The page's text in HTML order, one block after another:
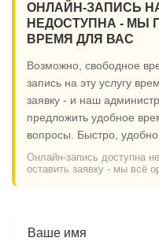
ОНЛАЙН-ЗАПИСЬ
НЕДОСТУПНА - МЫ
ВРЕМЯ ДЛЯ ВАС
Возможно, свободное
запись на эту услугу
заявку - и наш
предложить удобное
вопросы. Быстро,
Онлайн-запись доступна
оставить заявку - мы всё
Ваше имя